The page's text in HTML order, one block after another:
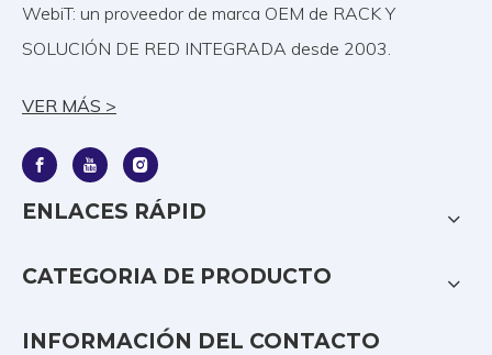
WebiT: un proveedor de marca OEM de RACK Y
SOLUCIÓN DE RED INTEGRADA desde 2003.
VER MÁS >
ENLACES RÁPID
CATEGORIA DE PRODUCTO
INFORMACIÓN DEL CONTACTO